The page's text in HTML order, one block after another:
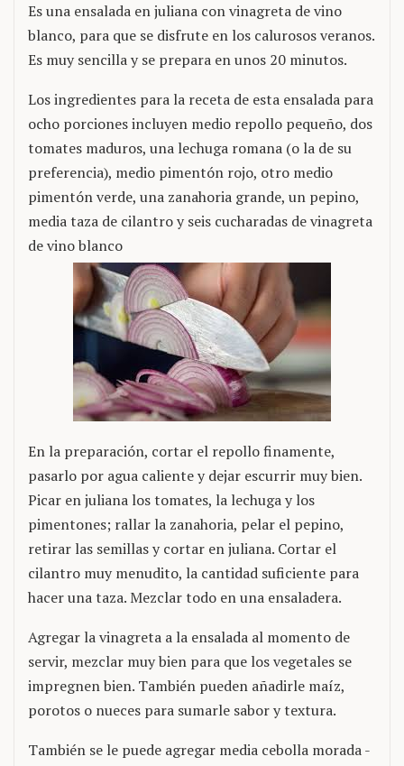
Es una ensalada en juliana con vinagreta de vino
blanco, para que se disfrute en los calurosos veranos.
Es muy sencilla y se prepara en unos 20 minutos.
Los ingredientes para la receta de esta ensalada para
ocho porciones incluyen medio repollo pequeño, dos
tomates maduros, una lechuga romana (o la de su
preferencia), medio pimentón rojo, otro medio
pimentón verde, una zanahoria grande, un pepino,
media taza de cilantro y seis cucharadas de vinagreta
de vino blanco
En la preparación, cortar el repollo finamente,
pasarlo por agua caliente y dejar escurrir muy bien.
Picar en juliana los tomates, la lechuga y los
pimentones; rallar la zanahoria, pelar el pepino,
retirar las semillas y cortar en juliana. Cortar el
cilantro muy menudito, la cantidad suficiente para
hacer una taza. Mezclar todo en una ensaladera.
Agregar la vinagreta a la ensalada al momento de
servir, mezclar muy bien para que los vegetales se
impregnen bien. También pueden añadirle maíz,
porotos o nueces para sumarle sabor y textura.
También se le puede agregar media cebolla morada -